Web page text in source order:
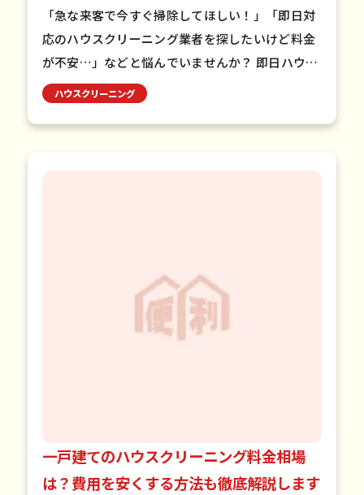
う！
「急な来客で今すぐ掃除してほしい！」「即日対
応のハウスクリーニング業者を探したいけど料金
が不安…」などと悩んでいませんか？ 即日ハウス
クリーニングは、最短30分で専門スタッフの派遣
ハウスクリーニング
一戸建てのハウスクリーニング料金相場
は？費用を安くする方法も徹底解説します